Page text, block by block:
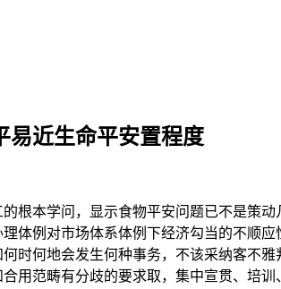
易近生命平安置程度
本学问，显示食物平安问题已不是策动
体例对市场体系体例下经济勾当的不顺
时何地会发生何种事务，不该采纳客不
用范畴有分歧的要求取，集中宣贯、培